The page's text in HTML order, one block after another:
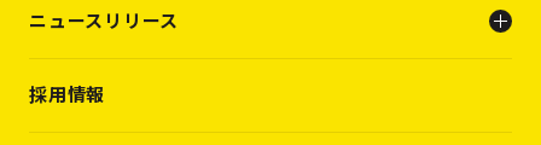
キャリアビルディング支援（転職支援）
ニュースリリース
PRESS RELEASE
採用情報